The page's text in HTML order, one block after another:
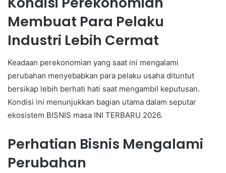
Membuat Para Pelaku
Industri Lebih Cermat
Keadaan perekonomian yang saat ini mengalami
perubahan menyebabkan para pelaku usaha dituntut
bersikap lebih berhati hati saat mengambil keputusan.
Kondisi ini menunjukkan bagian utama dalam seputar
ekosistem BISNIS masa INI TERBARU 2026.
Perhatian Bisnis Mengalami
Perubahan